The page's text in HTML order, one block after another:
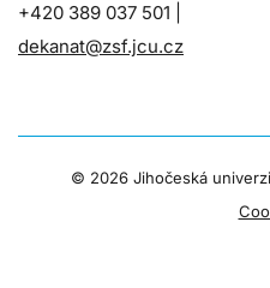
+420 389 037 501 |
dekanat@zsf.jcu.cz
© 2026 Jihočeská